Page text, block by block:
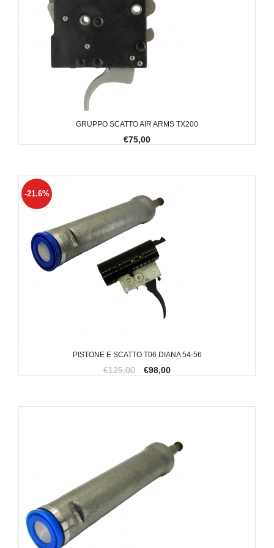
GRUPPO SCATTO AIR ARMS TX200
€75,00
PISTONE E SCATTO T06 DIANA 54-56
-21.6%
€125,00 €98,00